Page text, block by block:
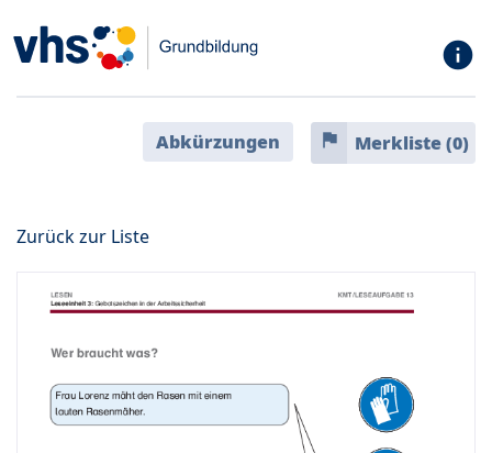
info
Abkürzungen flag Merkliste (0)
Zurück zur Liste